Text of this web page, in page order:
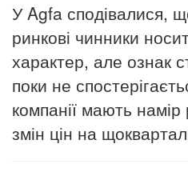
У Agfa сподівалися,
ринкові чинники
характер, але ознак
поки не
компанії мають
змін цін на